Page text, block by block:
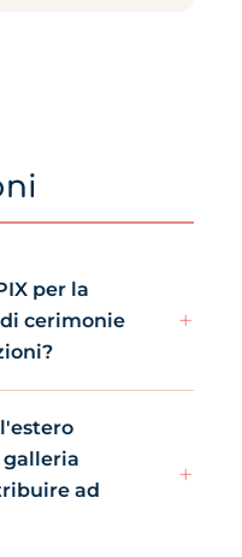
per la
cerimonie
+
galleria
ad
+